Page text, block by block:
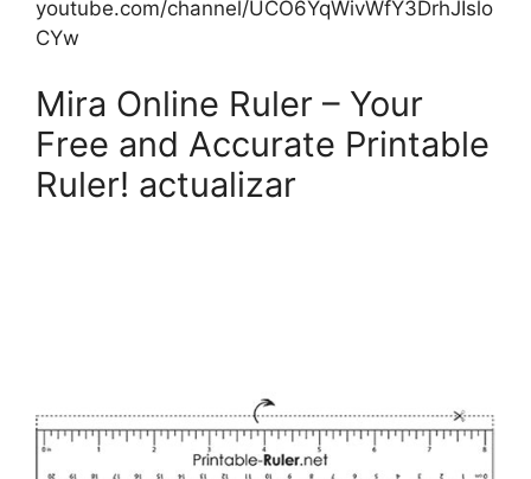
youtube.com/channel/UCO6YqWivWfY3DrhJIslo
CYw
Mira Online Ruler – Your
Free and Accurate Printable
Ruler! actualizar